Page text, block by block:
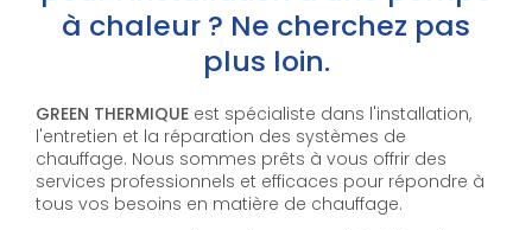
à chaleur ? Ne cherchez pas
plus loin.
GREEN THERMIQUE est spécialiste dans l'installation,
l'entretien et la réparation des systèmes de
chauffage. Nous sommes prêts à vous offrir des
services professionnels et efficaces pour répondre à
tous vos besoins en matière de chauffage.